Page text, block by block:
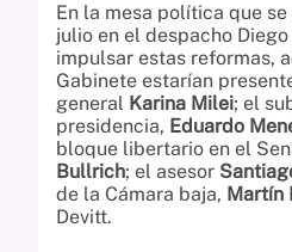
En la mesa política que
julio en el despacho
impulsar estas reformas,
Gabinete estarían
general Karina Milei; el
presidencia, Eduardo
bloque libertario en el
Bullrich; el asesor
de la Cámara baja, Martín
Devitt.